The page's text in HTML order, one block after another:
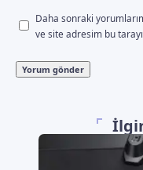
Daha sonraki
ve site adresim bu